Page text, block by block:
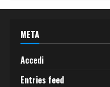
META
Accedi
Entries feed